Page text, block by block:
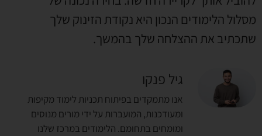
מסלול הלימודים הנכון היא נקודת הזינוק שלך
שתכתיב את ההצלחה שלך בהמשך.
גיל פנקו
אנו מתמקדים בפיתוח תכניות לימוד מקיפות
ומעודכנות, המועברות על ידי מורים מנוסים
ומומחים בתחומם. הלימודים במרכז שלנו